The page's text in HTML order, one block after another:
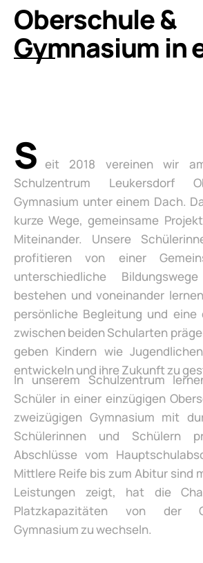
Oberschule &
Gymnasium in
S eit 2018 vereinen wir
Schulzentrum Leukersdorf
Gymnasium unter einem Dach.
kurze Wege, gemeinsame
Miteinander. Unsere
profitieren von einer
unterschiedliche
bestehen und voneinander
persönliche Begleitung und eine
zwischen beiden Schularten
geben Kindern wie
entwickeln und ihre Zukunft zu
In unserem Schulzentrum
Schüler in einer einzügigen
zweizügigen Gymnasium mit
Schülerinnen und Schülern
Abschlüsse vom
Mittlere Reife bis zum Abitur sind
Leistungen zeigt, hat die
Platzkapazitäten von der
Gymnasium zu wechseln.